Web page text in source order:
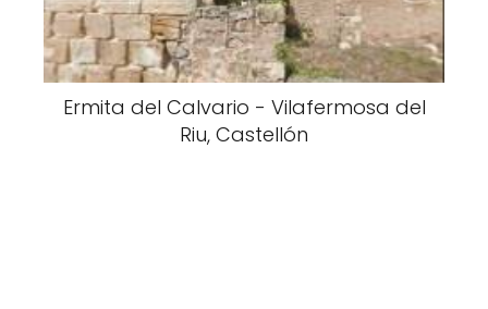
Ermita del Calvario - Vilafermosa del
Riu, Castellón